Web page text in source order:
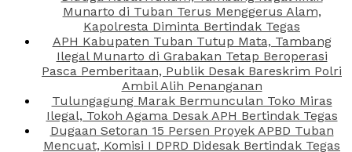
Munarto di Tuban Terus Menggerus Alam,
Kapolresta Diminta Bertindak Tegas
APH Kabupaten Tuban Tutup Mata, Tambang
Ilegal Munarto di Grabakan Tetap Beroperasi
Pasca Pemberitaan, Publik Desak Bareskrim Polri
Ambil Alih Penanganan
Tulungagung Marak Bermunculan Toko Miras
Ilegal, Tokoh Agama Desak APH Bertindak Tegas
Dugaan Setoran 15 Persen Proyek APBD Tuban
Mencuat, Komisi I DPRD Didesak Bertindak Tegas